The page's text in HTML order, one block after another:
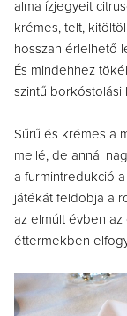
alma ízjegyeit
krémes, telt,
hosszan érlelhető
És mindehhez
szintű borkóstolási
Sűrű és krémes a
mellé, de annál
a furmintredukció
játékát feldobja a
az elmúlt évben
éttermekben